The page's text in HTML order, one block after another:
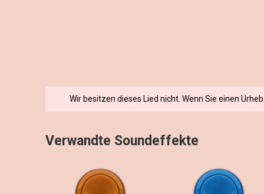
Wir besitzen dieses Lied nicht. Wenn Sie einen
Verwandte Soundeffekte